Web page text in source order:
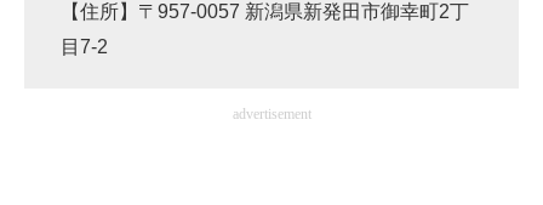
【住所】〒957-0057 新潟県新発田市御幸町2丁
目7-2
advertisement